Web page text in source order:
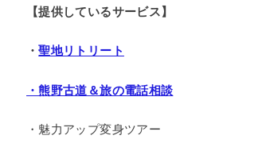
【提供しているサービス】
・聖地リトリート
・熊野古道＆旅の電話相談
・魅力アップ変身ツアー